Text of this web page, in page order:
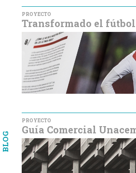
BLOG
PROYECTO
Transformado el
PROYECTO
Guía Comercial